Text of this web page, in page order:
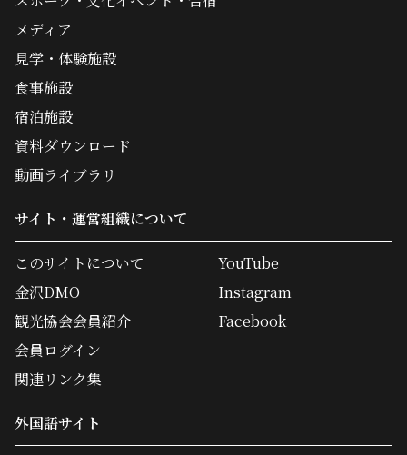
メディア
見学・体験施設
食事施設
宿泊施設
資料ダウンロード
動画ライブラリ
サイト・運営組織について
このサイトについて
金沢DMO
観光協会会員紹介
会員ログイン
関連リンク集
YouTube
Instagram
Facebook
外国語サイト